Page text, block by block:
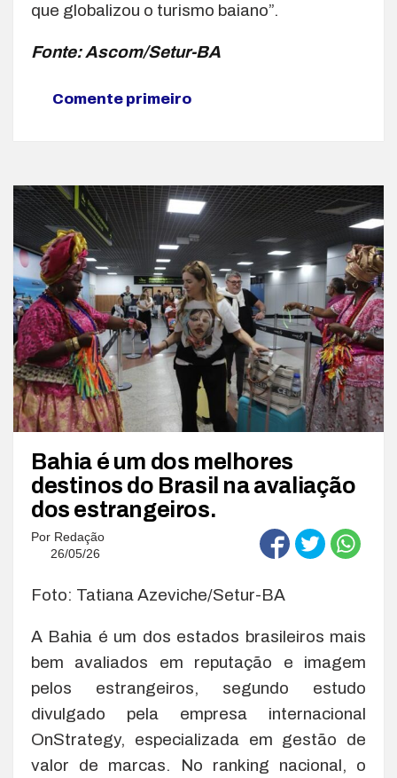
que globalizou o turismo baiano”.
Fonte: Ascom/Setur-BA
Comente primeiro
Bahia é um dos melhores
destinos do Brasil na avaliação
dos estrangeiros.
Por Redação
26/05/26
Foto: Tatiana Azeviche/Setur-BA
A Bahia é um dos estados brasileiros mais
bem avaliados em reputação e imagem
pelos estrangeiros, segundo estudo
divulgado pela empresa internacional
OnStrategy, especializada em gestão de
valor de marcas. No ranking nacional, o